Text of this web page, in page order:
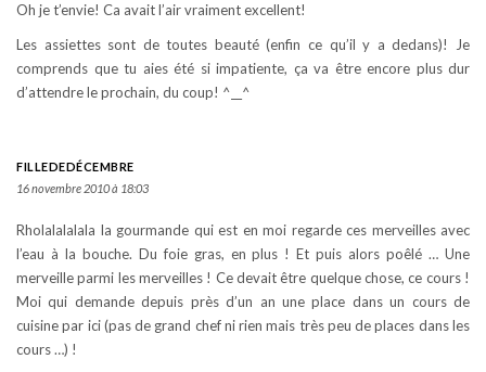
Oh je t’envie! Ca avait l’air vraiment excellent!
Les assiettes sont de toutes beauté (enfin ce qu’il y a dedans)! Je
comprends que tu aies été si impatiente, ça va être encore plus dur
d’attendre le prochain, du coup! ^__^
FILLEDEDÉCEMBRE
16 novembre 2010 à 18:03
Rholalalalala la gourmande qui est en moi regarde ces merveilles avec
l’eau à la bouche. Du foie gras, en plus ! Et puis alors poêlé … Une
merveille parmi les merveilles ! Ce devait être quelque chose, ce cours !
Moi qui demande depuis près d’un an une place dans un cours de
cuisine par ici (pas de grand chef ni rien mais très peu de places dans les
cours …) !